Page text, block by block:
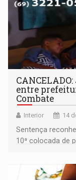
entre
Combate
Interior 14
Sentença
10ª colocada de